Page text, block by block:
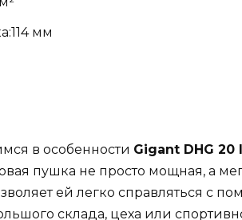
мм
в особенности Gigant DHG 20
пушка не просто мощная, а
ей легко справляться с
склада, цеха или